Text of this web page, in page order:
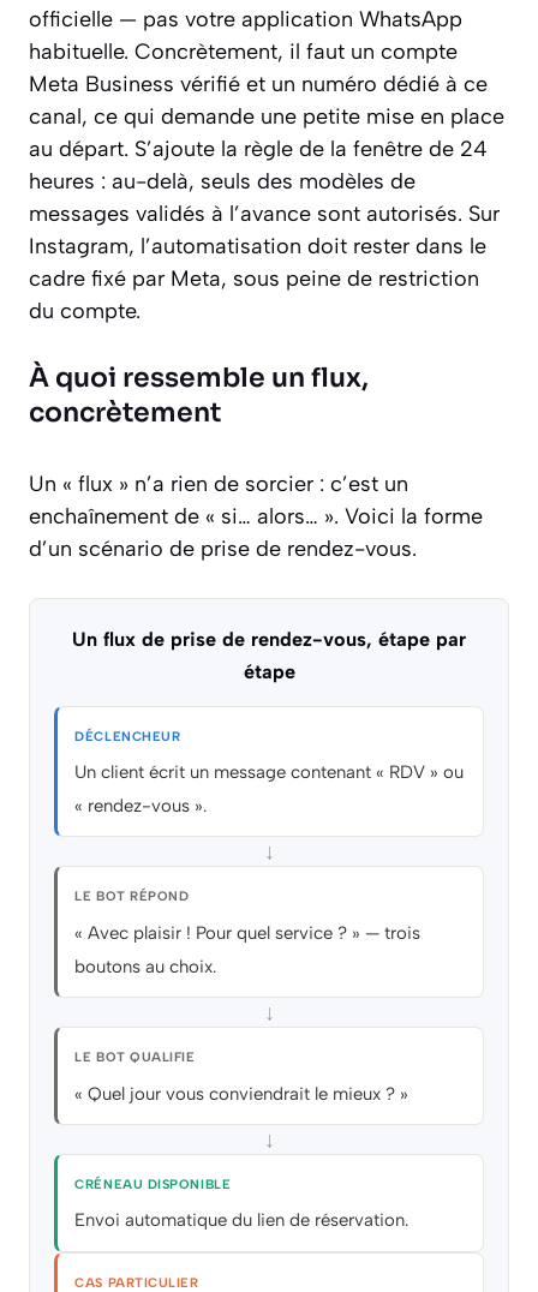
officielle — pas votre application WhatsApp
habituelle. Concrètement, il faut un compte
Meta Business vérifié et un numéro dédié à ce
canal, ce qui demande une petite mise en place
au départ. S’ajoute la règle de la fenêtre de 24
heures : au-delà, seuls des modèles de
messages validés à l’avance sont autorisés. Sur
Instagram, l’automatisation doit rester dans le
cadre fixé par Meta, sous peine de restriction
du compte.
À quoi ressemble un flux,
concrètement
Un « flux » n’a rien de sorcier : c’est un
enchaînement de « si… alors… ». Voici la forme
d’un scénario de prise de rendez-vous.
Un flux de prise de rendez-vous, étape par
étape
DÉCLENCHEUR
Un client écrit un message contenant « RDV » ou
« rendez-vous ».
↓
LE BOT RÉPOND
« Avec plaisir ! Pour quel service ? » — trois
boutons au choix.
↓
LE BOT QUALIFIE
« Quel jour vous conviendrait le mieux ? »
↓
CRÉNEAU DISPONIBLE
Envoi automatique du lien de réservation.
CAS PARTICULIER